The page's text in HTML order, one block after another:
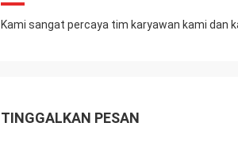
Kami sangat percaya tim karyawan kami dan
TINGGALKAN PESAN